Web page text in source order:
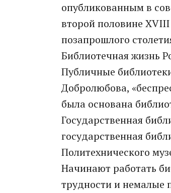
опубликованным в
второй половине ХVIII
позапрошлого
Библиотечная жизнь
Публичные
Добролюбова,
была основана
Государственная
государственная
Политехнического
Начинают работать
трудности и немалые